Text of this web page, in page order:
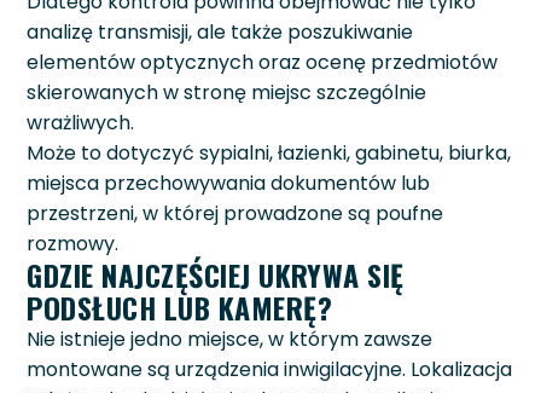
analizę transmisji, ale także poszukiwanie
elementów optycznych oraz ocenę przedmiotów
skierowanych w stronę miejsc szczególnie
wrażliwych.
Może to dotyczyć sypialni, łazienki, gabinetu, biurka,
miejsca przechowywania dokumentów lub
przestrzeni, w której prowadzone są poufne
rozmowy.
GDZIE NAJCZĘŚCIEJ UKRYWA SIĘ
PODSŁUCH LUB KAMERĘ?
Nie istnieje jedno miejsce, w którym zawsze
montowane są urządzenia inwigilacyjne. Lokalizacja